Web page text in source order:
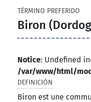
TÉRMINO PREFERIDO
Biron
Notice: Undefined
/var/www/html/
DEFINICIÓN
Biron est une